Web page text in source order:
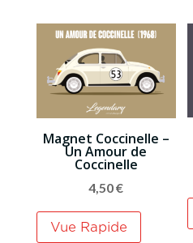
Magnet Coccinelle –
Un Amour de
Coccinelle
4,50€
Vue Rapide